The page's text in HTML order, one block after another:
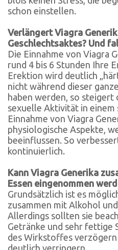
schon einstellen.
Verlängert Viagra
Geschlechtsaktes? Und
Die Einnahme von Viagra
rund 4 bis 6 Stunden Ihre
Erektion wird deutlich
nicht während dieser
haben werden, so
sexuelle Aktivität in einem
Einnahme von Viagra
physiologische Aspekte,
beeinflussen. So
kontinuierlich.
Kann Viagra Generika
Essen eingenommen
Grundsätzlich ist es
zusammen mit Alkohol
Allerdings sollten sie
Getränke und sehr fettige
des Wirkstoffes
deutlich verringern.